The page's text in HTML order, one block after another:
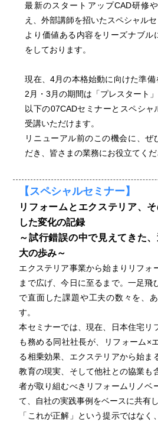
最新のスタートアップCAD研修
え、外部講師を招いたスペシャルセ
より価値ある内容をリーズナブル
をしております。
現在、4月の本格始動に向けた準備
2月・3月の期間は「プレスタート」
以下の07CADセミナーとスペシ
受講いただけます。
リニューアル前のこの機会に、ぜ
だき、皆さまの業務にお役立てくだ
【スペシャルセミナー】
リフォームとエクステリア、
した変化の記録
～試行錯誤の中で見えてきた
大の歩み～
エクステリア事業から始まりリフォ
まで広げ、今日に至るまで。一足飛
で直面した課題や工夫の数々を、
す。
本セミナーでは、現在、日本住宅
も務める同社社長が、リフォーム×
る相乗効果、エクステリアから始ま
教育の現実、そして他社との協業も
者が取り組むべきリフォームリノベ
て、自社の実践事例をベースに共有し
「これが正解」という提示ではなく